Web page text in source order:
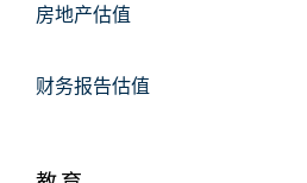
房地产估值
财务报告估值